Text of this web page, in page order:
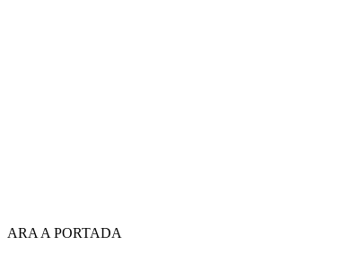
ARA A PORTADA